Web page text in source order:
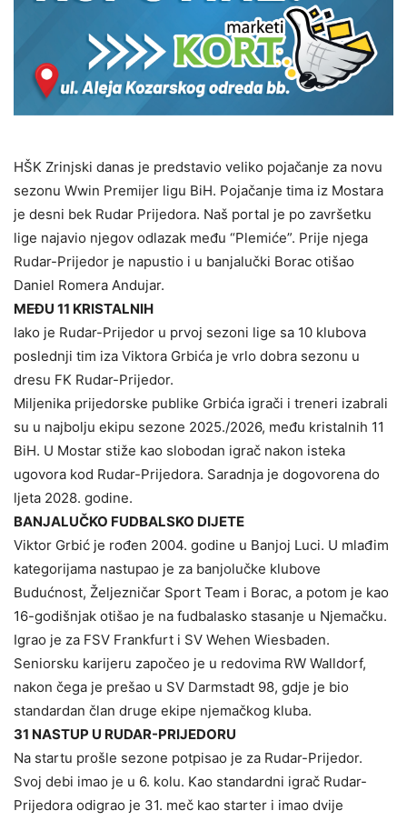
HŠK Zrinjski danas je predstavio veliko pojačanje za novu
sezonu Wwin Premijer ligu BiH. Pojačanje tima iz Mostara
je desni bek Rudar Prijedora. Naš portal je po završetku
lige najavio njegov odlazak među “Plemiće”. Prije njega
Rudar-Prijedor je napustio i u banjalučki Borac otišao
Daniel Romera Andujar.
MEĐU 11 KRISTALNIH
Iako je Rudar-Prijedor u prvoj sezoni lige sa 10 klubova
poslednji tim iza Viktora Grbića je vrlo dobra sezonu u
dresu FK Rudar-Prijedor.
Miljenika prijedorske publike Grbića igrači i treneri izabrali
su u najbolju ekipu sezone 2025./2026, među kristalnih 11
BiH. U Mostar stiže kao slobodan igrač nakon isteka
ugovora kod Rudar-Prijedora. Saradnja je dogovorena do
ljeta 2028. godine.
BANJALUČKO FUDBALSKO DIJETE
Viktor Grbić je rođen 2004. godine u Banjoj Luci. U mlađim
kategorijama nastupao je za banjolučke klubove
Budućnost, Željezničar Sport Team i Borac, a potom je kao
16-godišnjak otišao je na fudbalasko stasanje u Njemačku.
Igrao je za FSV Frankfurt i SV Wehen Wiesbaden.
Seniorsku karijeru započeo je u redovima RW Walldorf,
nakon čega je prešao u SV Darmstadt 98, gdje je bio
standardan član druge ekipe njemačkog kluba.
31 NASTUP U RUDAR-PRIJEDORU
Na startu prošle sezone potpisao je za Rudar-Prijedor.
Svoj debi imao je u 6. kolu. Kao standardni igrač Rudar-
Prijedora odigrao je 31. meč kao starter i imao dvije